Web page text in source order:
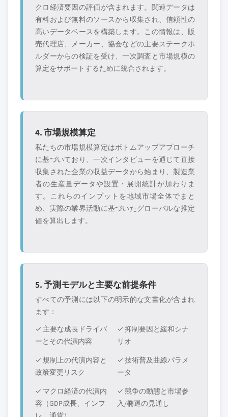
クロ経済要因の評価が含まれます。関連データは
有料および無料のソースから収集され、信頼性の
高いデータベースを構築します。この情報は、販
売代理店、メーカー、協会などの主要ステークホ
ルダーからの検証を受け、一次調査と市場規模の
算定をサポートするために統合されます。
4. 市場規模算定
私たちの市場規模算定はボトムアップアプローチ
に基づいており、一次インタビューを通じて直接
収集された企業の収益データから始まり、製造業
者の生産量データや設置・展開統計が加わりま
す。これらのインプットを地域市場全体でまと
め、実際の業界活動に基づいたグローバルな推定
値を算出します。
5. 予測モデルと主要な前提条件
すべての予測には以下の明示的な文書化が含まれ
ます：
✓ 主要な成長ドライバ
ーとその代演内容
✓ 抑制要因と緩和シナ
リオ
✓ 規制上の代演内容と
政策変更リスク
✓ 技術普及曲線パラメ
ータ
✓ マクロ経済の代演内
容（GDP成長、インフ
✓ 競争の動態と市場参
入/椭退の見通し